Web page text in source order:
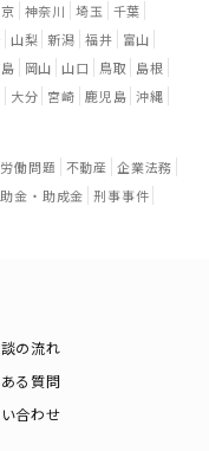
神奈川 埼玉
千葉
山梨 新潟 福井
富山
岡山 山口 鳥取
島根
大分 宮崎 鹿児島 沖縄
労働問題 不動産 企業法務
金・助成金 刑事事件
の流れ
る質問
合わせ